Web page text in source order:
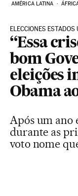
AMÉRICA LATINA
ELECCIONES
“Essa
bom
eleições
Obama
Após um ano
durante as
voto nome